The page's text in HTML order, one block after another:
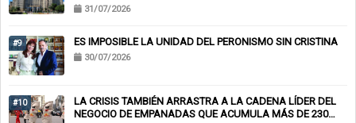
31/07/2026
#9 ES IMPOSIBLE LA UNIDAD DEL PERONISMO SIN CRISTINA
30/07/2026
#10
LA CRISIS TAMBIÉN ARRASTRA A LA CADENA LÍDER DEL
NEGOCIO DE EMPANADAS QUE ACUMULA MÁS DE 230